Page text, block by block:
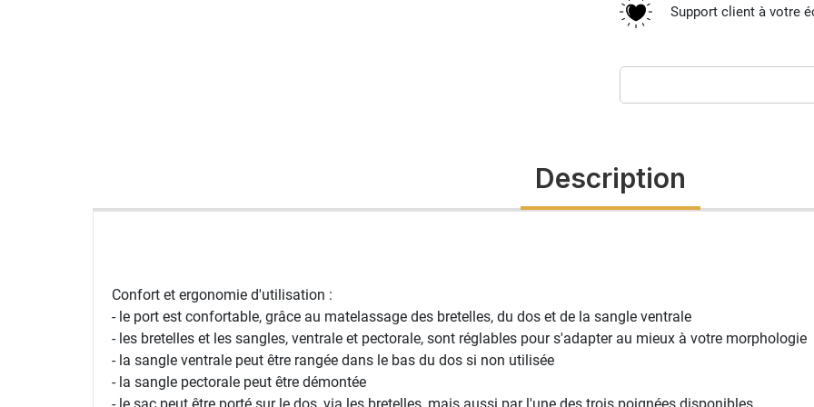
Support client à votre
Description
Confort et ergonomie d'utilisation :
- le port est confortable, grâce au matelassage des bretelles, du dos et de la sangle ventrale
- les bretelles et les sangles, ventrale et pectorale, sont réglables pour s'adapter au mieux à votre morphologie
- la sangle ventrale peut être rangée dans le bas du dos si non utilisée
- la sangle pectorale peut être démontée
- le sac peut être porté sur le dos, via les bretelles, mais aussi par l'une des trois poignées disponibles